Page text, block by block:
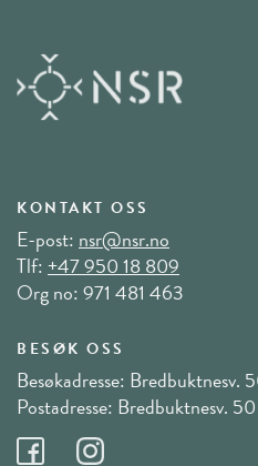
KONTAKT OSS
E-post: nsr@nsr.no
Tlf:+47 950 18 809
Org no: 971 481 463
BESØK OSS
Besøkadresse: Bredbuktnesv.
Postadresse: Bredbuktnesv.